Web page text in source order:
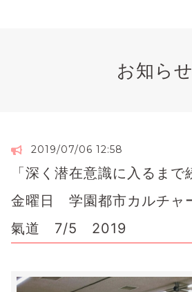
お知らせ
2019/07/06 12:58
「深く潜在意識に入るまで
金曜日 学園都市カルチ
氣道 7/5 2019